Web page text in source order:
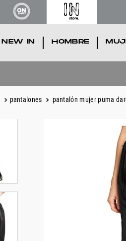
NEW IN HOMBRE
pantalones pantalón mujer puma